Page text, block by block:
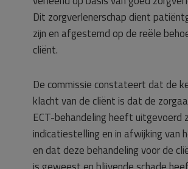
Dit zorgverlenerschap dient
zijn en afgestemd op de reële
cliënt.
De commissie constateert dat de
klacht van de cliënt is dat de
ECT-behandeling heeft uitgevoerd
indicatiestelling en in afwijking van
en dat deze behandeling voor de